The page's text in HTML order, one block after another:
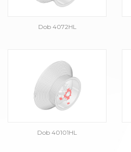
Dob 4072HL
Dob 40101HL